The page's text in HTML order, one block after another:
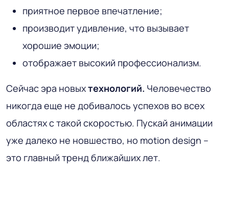
приятное первое впечатление;
производит удивление, что вызывает
хорошие эмоции;
отображает высокий профессионализм.
Сейчас эра новыхтехнологий. Человечество
никогда еще не добивалось успехов во всех
областях с такой скоростью. Пускай анимации
уже далеко не новшество, но motion design –
это главный тренд ближайших лет.